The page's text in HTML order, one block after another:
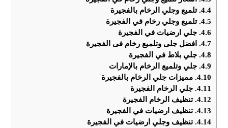
4.4. تلميع وجلي الرخام بالفجيرة
4.5. تلميع وجلي رخام في الفجيرة
4.6. جلي ارضيات في الفجيرة
4.7.
افضل جلى وتلميع رخام فى الفجيرة
4.8. جلي بلاط في الفجيرة
4.9. جلي وتلميع الرخام بالإمارات
4.10. مميزات جلي الرخام بالفجيرة
4.11. جلي الرخام الفجيرة
4.12. تنظيف الرخام الفجيرة
4.13. تنظيف ارضيات في الفجيرة
4.14. تنظيف وجلي ارضيات في الفجيرة